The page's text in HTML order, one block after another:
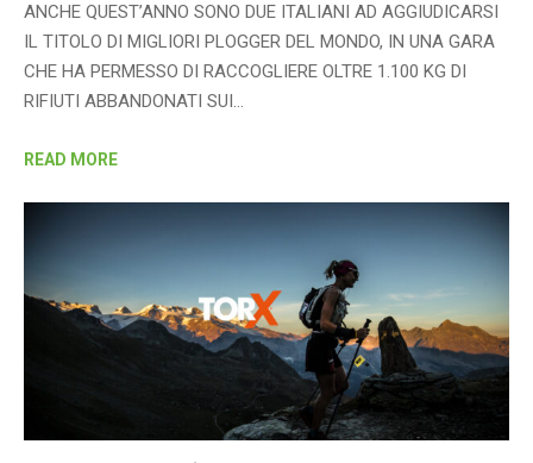
ANCHE QUEST’ANNO SONO DUE ITALIANI AD AGGIUDICARSI
IL TITOLO DI MIGLIORI PLOGGER DEL MONDO, IN UNA GARA
CHE HA PERMESSO DI RACCOGLIERE OLTRE 1.100 KG DI
RIFIUTI ABBANDONATI SUI…
READ MORE